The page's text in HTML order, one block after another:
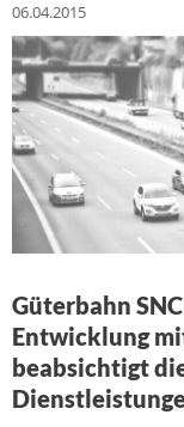
06.04.2015
Güterbahn
Entwicklung
beabsichtigt